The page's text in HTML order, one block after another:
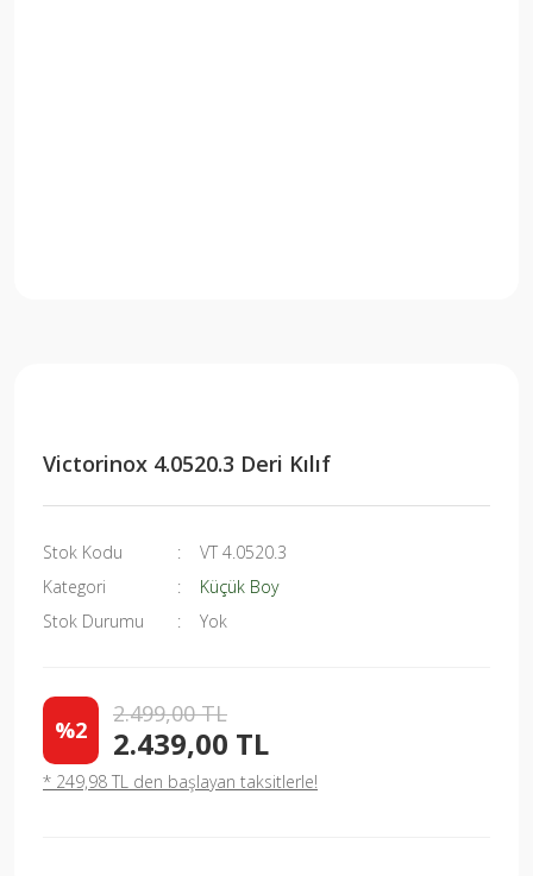
Victorinox 4.0520.3 Deri Kılıf
Stok Kodu
VT 4.0520.3
Kategori
Küçük Boy
Stok Durumu
Yok
%2
2.499,00 TL
2.439,00 TL
* 249,98 TL den başlayan taksitlerle!